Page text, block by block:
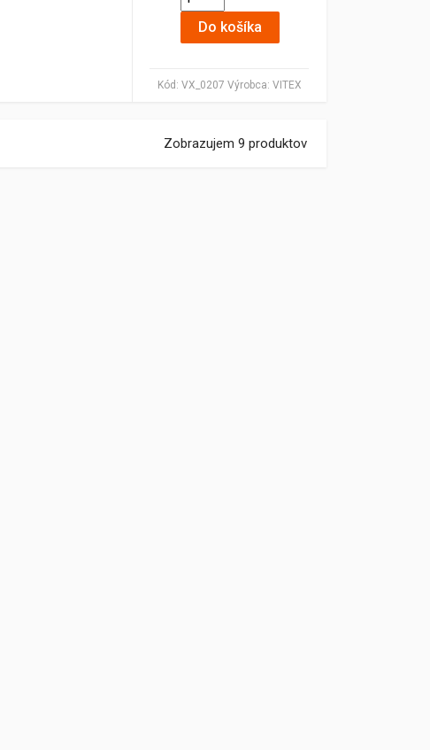
Kód: VX_0207 Výrobca: VITEX
Do košíka
Zobrazujem 9 produktov